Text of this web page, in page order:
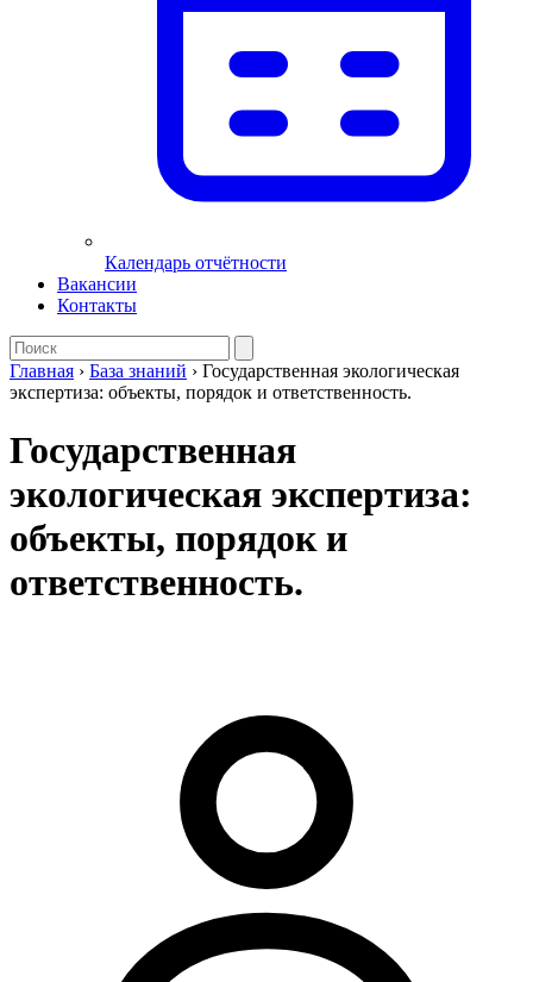
Календарь отчётности
Вакансии
Контакты
Главная › База знаний › Государственная экологическая
экспертиза: объекты, порядок и ответственность.
Государственная
экологическая экспертиза:
объекты, порядок и
ответственность.